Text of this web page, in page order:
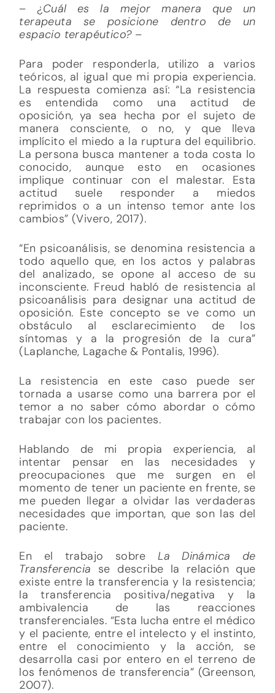
– ¿Cuál es la mejor manera que un
terapeuta se posicione dentro de un
espacio terapéutico? –
Para poder responderla, utilizo a varios
teóricos, al igual que mi propia experiencia.
La respuesta comienza así: “La resistencia
es entendida como una actitud de
oposición, ya sea hecha por el sujeto de
manera consciente, o no, y que lleva
implícito el miedo a la ruptura del equilibrio.
La persona busca mantener a toda costa lo
conocido, aunque esto en ocasiones
implique continuar con el malestar. Esta
actitud suele responder a miedos
reprimidos o a un intenso temor ante los
cambios” (Vivero, 2017).
“En psicoanálisis, se denomina resistencia a
todo aquello que, en los actos y palabras
del analizado, se opone al acceso de su
inconsciente. Freud habló de resistencia al
psicoanálisis para designar una actitud de
oposición. Este concepto se ve como un
obstáculo al esclarecimiento de los
síntomas y a la progresión de la cura”
(Laplanche, Lagache & Pontalis, 1996).
La resistencia en este caso puede ser
tornada a usarse como una barrera por el
temor a no saber cómo abordar o cómo
trabajar con los pacientes.
Hablando de mi propia experiencia, al
intentar pensar en las necesidades y
preocupaciones que me surgen en el
momento de tener un paciente en frente, se
me pueden llegar a olvidar las verdaderas
necesidades que importan, que son las del
paciente.
En el trabajo sobreLa Dinámica de
Transferencia se describe la relación que
existe entre la transferencia y la resistencia;
la transferencia positiva/negativa y la
ambivalencia de las reacciones
transferenciales. “Esta lucha entre el médico
y el paciente, entre el intelecto y el instinto,
entre el conocimiento y la acción, se
desarrolla casi por entero en el terreno de
los fenómenos de transferencia” (Greenson,
2007).